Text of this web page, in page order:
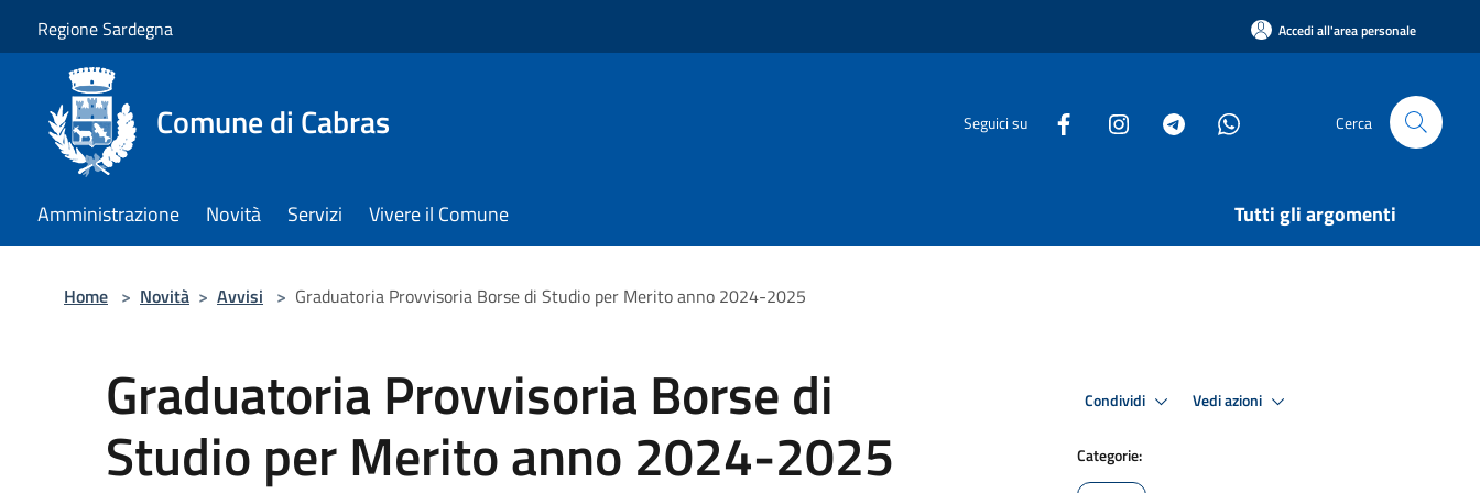
Regione Sardegna Accedi all'area personale
Comune di Cabras Seguici su Cerca
Amministrazione Novità Servizi Vivere il Comune Tutti gli argomenti
Home > Novità > Avvisi > Graduatoria Provvisoria Borse di Studio per Merito anno 2024-2025
Graduatoria Provvisoria Borse di
Studio per Merito anno 2024-2025
Condividi Vedi azioni
Categorie: